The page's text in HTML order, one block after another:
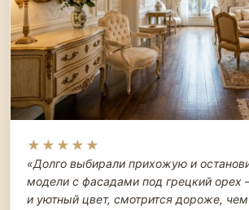
★★★★★
«Долго выбирали прихожую и
модели с фасадами под грецкий орех
и уютный цвет, смотрится дороже, чем